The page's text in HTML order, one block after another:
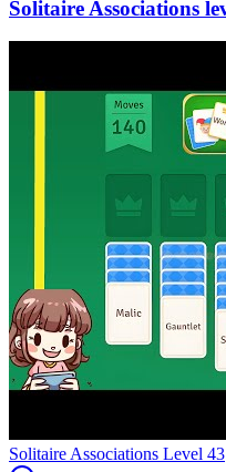
Level 43